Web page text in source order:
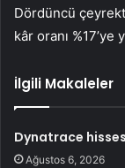
Dördüncü
kâr oranı %17’ye
İlgili Makaleler
Dynatrace
Ağustos 6, 2026